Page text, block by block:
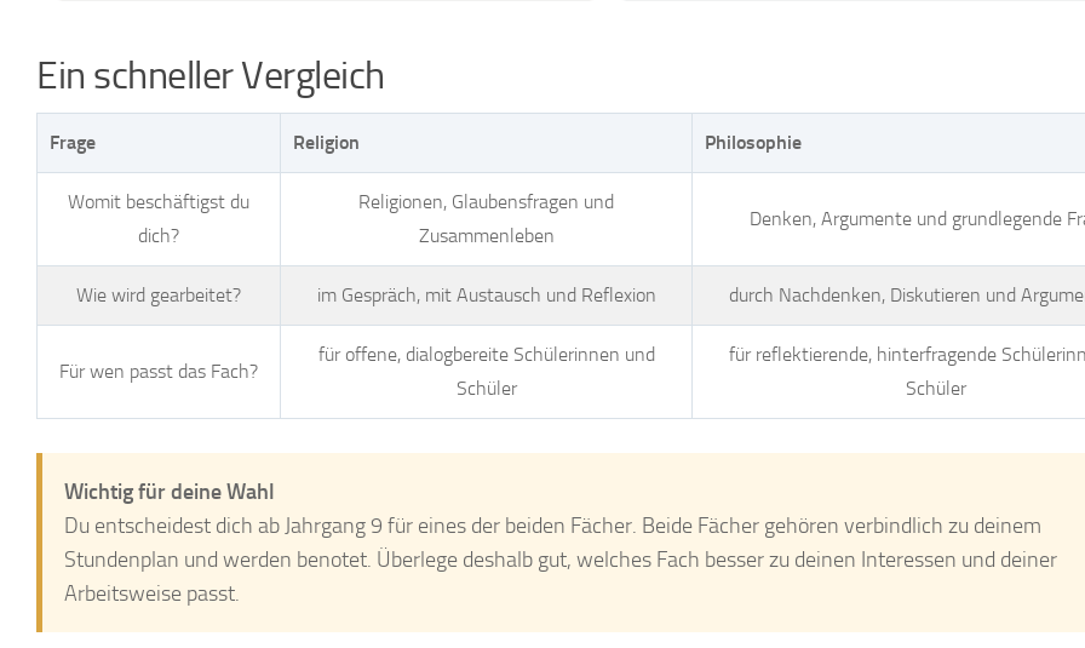
Ein schneller Vergleich
Frage Religion Philosophie
Womit beschäftigst du
dich?
Religionen, Glaubensfragen und
Zusammenleben
Denken, Argumente und grundlegende
Wie wird gearbeitet? im Gespräch, mit Austausch und Reflexion durch Nachdenken, Diskutieren und
Für wen passt das Fach?
für offene, dialogbereite Schülerinnen und
Schüler
für reflektierende, hinterfragende
Schüler
Wichtig für deine Wahl
Du entscheidest dich ab Jahrgang 9 für eines der beiden Fächer. Beide Fächer gehören verbindlich zu deinem
Stundenplan und werden benotet. Überlege deshalb gut, welches Fach besser zu deinen Interessen und deiner
Arbeitsweise passt.